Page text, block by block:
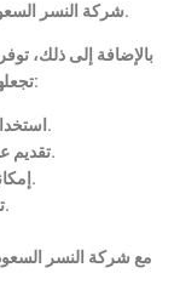
شركة النسر السعودي : شريكك في نقل عفشك بأمان وراحة بال.
بالإضافة إلى ذلك،
تجعلها الخيار الأمثل لنقل عفشك، مثل:
استخدام أحدث تقنيات النقل والتغليف.
تقديم عروض وخصومات مميزة للعملاء.
إمكانية حجز الخدمة عبر الإنترنت.
توفير خدمة عملاء ممتازة.
مع شركة النسر